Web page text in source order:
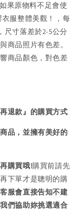
果原物料不足會使
服整體美觀！，每
尺寸落差於2-5公分
商品照片有色差。
商品顏色，對色差
退款』的購買方式
品，並擁有美好的
購買哦!購買前請先
下單才是聰明的購
服會直接告知不建
們協助妳挑選適合